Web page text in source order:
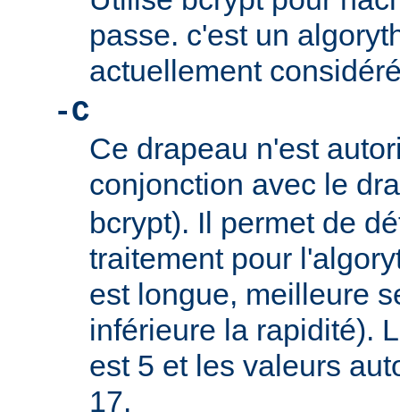
passe. c'est un
actuellement
-C
Ce drapeau n'est
conjonction avec le
bcrypt). Il permet de
traitement pour
est longue, meilleure
inférieure la rapidité).
est 5 et les valeurs
17.